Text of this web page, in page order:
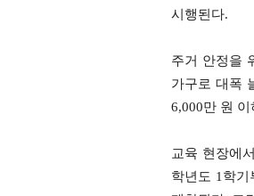
시행된다.
주거 안정을
가구로 대폭
6,000만 원
교육 현장에
학년도 1학